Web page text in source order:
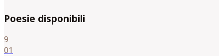
Poesie disponibili
9
01